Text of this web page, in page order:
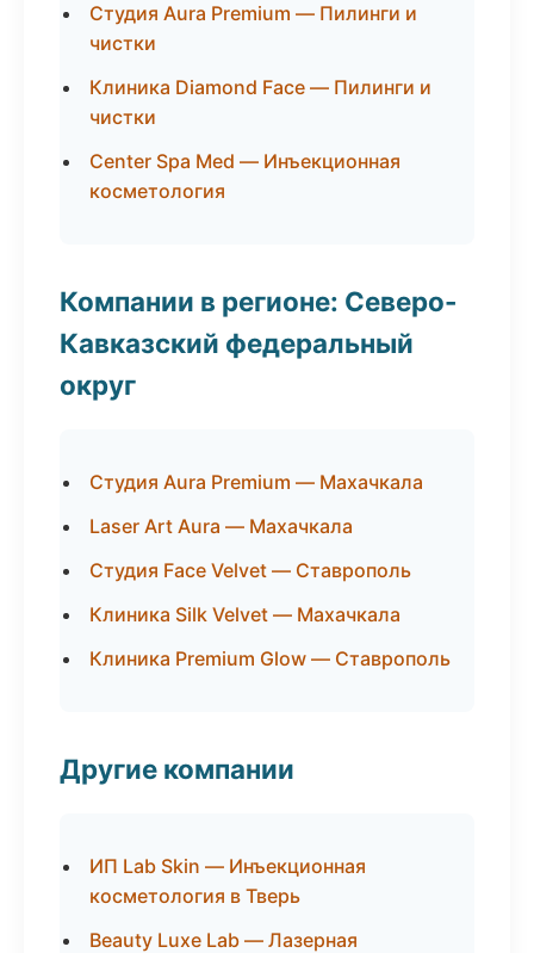
Студия Aura Premium — Пилинги и
чистки
Клиника Diamond Face — Пилинги и
чистки
Center Spa Med — Инъекционная
косметология
Компании в регионе: Северо-
Кавказский федеральный
округ
Студия Aura Premium — Махачкала
Laser Art Aura — Махачкала
Студия Face Velvet — Ставрополь
Клиника Silk Velvet — Махачкала
Клиника Premium Glow — Ставрополь
Другие компании
ИП Lab Skin — Инъекционная
косметология в Тверь
Beauty Luxe Lab — Лазерная